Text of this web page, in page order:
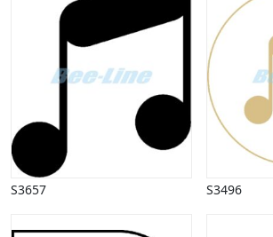
Haven
Huse, bygninger
Kærlighed, bryllup
Kommunikation, nyhedsformidling
Landbrug
Lov, orden
S3657 S3496